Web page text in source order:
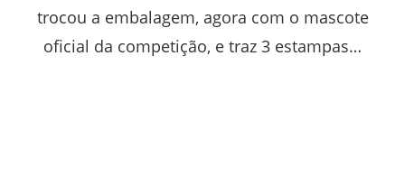
trocou a embalagem, agora com o mascote
oficial da competição, e traz 3 estampas…